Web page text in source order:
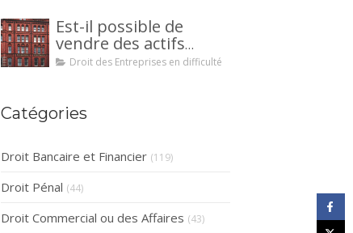
mécanisme
avantageux pour le
débiteur ou la caution.
Est-il possible de
vendre des actifs
durant la période
judiciaire ?
Droit des Entreprises en difficulté
Catégories
Droit Bancaire et Financier (119)
Droit Pénal (44)
Droit Commercial ou des Affaires (43)